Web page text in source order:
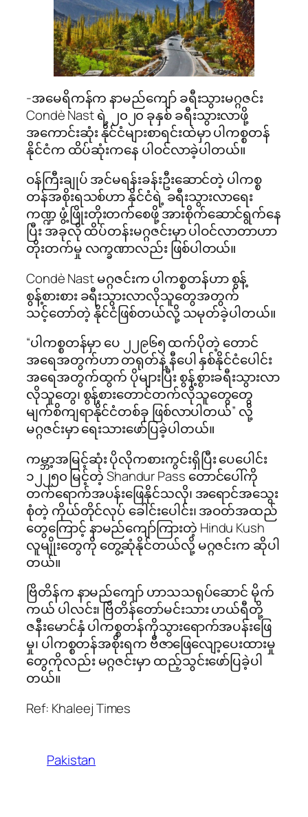
-အမေရိကန်က နာမည်ကျော် ခရီးသွားမဂ္ဂဇင်း
Condè Nast ရဲ့ ၂၀၂၀ ခုနှစ် ခရီးသွားလာဖို့
အကောင်းဆုံး နိုင်ငံများစာရင်းထဲမှာ ပါကစ္စတန်
နိုင်ငံက ထိပ်ဆုံးကနေ ပါဝင်လာခဲ့ပါတယ်။
ဝန်ကြီးချုပ် အင်မရန်းခန်းဦးဆောင်တဲ့ ပါကစ္စ
တန်အစိုးရသစ်ဟာ နိုင်ငံရဲ့ ခရီးသွားလာရေး
ကဏ္ဍ ဖွံ့ဖြိုးတိုးတက်စေဖို့ အားစိုက်ဆောင်ရွက်နေ
ပြီး အခုလို ထိပ်တန်းမဂ္ဂဇင်းမှာ ပါဝင်လာတာဟာ
တိုးတက်မှု လက္ခဏာလည်း ဖြစ်ပါတယ်။
Condè Nast မဂ္ဂဇင်းက ပါကစ္စတန်ဟာ စွန့်
စွန့်စားစား ခရီးသွားလာလိုသူတွေအတွက်
သင့်တော်တဲ့‌ ‌နိုင်ငံဖြစ်တယ်လို့ သမုတ်ခဲ့ပါတယ်။
“ပါကစ္စတန်မှာ ပေ ၂၂၉၆၅ ထက်ပိုတဲ့ တောင်
အရေအတွက်ဟာ တရုတ်နဲ့ နီပေါ နှစ်နိုင်ငံပေါင်း
အရေအတွက်ထွက် ပိုများပြီး စွန့်စွားခရီးသွားလာ
လိုသူတွေ၊ စွန့်စားတောင်တက်လိုသူတွေတွေ
မျက်စိကျရာနိုင်ငံတစ်ခု ဖြစ်လာပါတယ်” လို့
မဂ္ဂဇင်းမှာ ရေးသားဖော်ပြခဲ့ပါတယ်။
ကမ္ဘာ့အမြင့်ဆုံး ပိုလိုကစားကွင်းရှိပြီး ပေပေါင်း
၁၂၂၅၀ မြင့်တဲ့ Shandur Pass တောင်ပေါ်ကို
တက်ရောက်အပန်းဖြေနိုင်သလို၊ အရောင်အသွေး
စုံတဲ့ ကိုယ်တိုင်လုပ် ခေါင်းပေါင်း၊ အဝတ်အထည်
တွေကြောင့် နာမည်ကျော်ကြားတဲ့ Hindu Kush
လူမျိုးတွေကို တွေ့ဆုံနိုင်တယ်လို့ မဂ္ဂဇင်းက ဆိုပါ
တယ်။
ဗြိတိန်က နာမည်ကျော် ဟာသသရုပ်ဆောင် မိုက်
ကယ် ပါလင်း၊ ဗြိတိန်တော်မင်းသား ဟယ်ရီတို့
ဇနီးမောင်နှံ ပါကစ္စတန်ကိုသွားရောက်အပန်းဖြေ
မှု၊ ပါကစ္စတန်အစိုးရက ဗီဇာဖြေလျော့ပေးထားမှု
တွေကိုလည်း မဂ္ဂဇင်းမှာ ထည့်သွင်းဖော်ပြခဲ့ပါ
တယ်။
Ref: Khaleej Times
Pakistan